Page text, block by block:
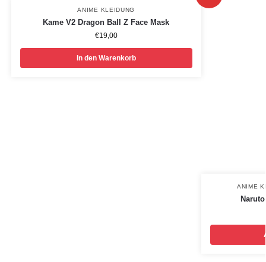
ANIME KLEIDUNG
Kame V2 Dragon Ball Z Face Mask
€19,00
In den Warenkorb
ANIME